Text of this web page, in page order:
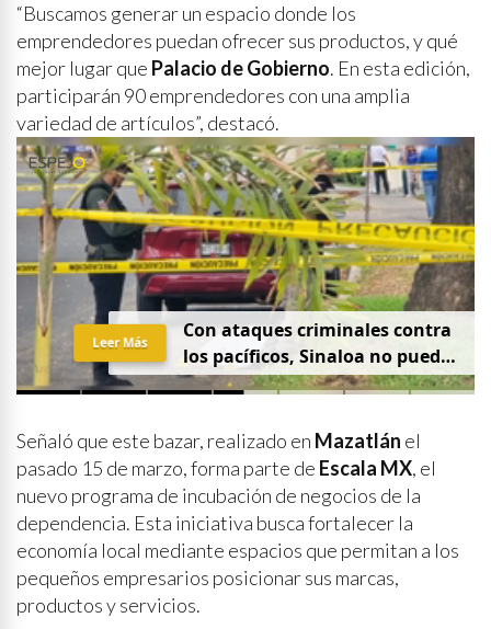
“Buscamos generar un espacio donde los
emprendedores puedan ofrecer sus productos, y qué
mejor lugar que Palacio de Gobierno. En esta edición,
participarán 90 emprendedores con una amplia
variedad de artículos”, destacó.
Con ataques criminales contra
los pacíficos, Sinaloa no puede
hablar de paz
Leer Más
Señaló que este bazar, realizado en Mazatlán el
pasado 15 de marzo, forma parte de Escala MX, el
nuevo programa de incubación de negocios de la
dependencia. Esta iniciativa busca fortalecer la
economía local mediante espacios que permitan a los
pequeños empresarios posicionar sus marcas,
productos y servicios.